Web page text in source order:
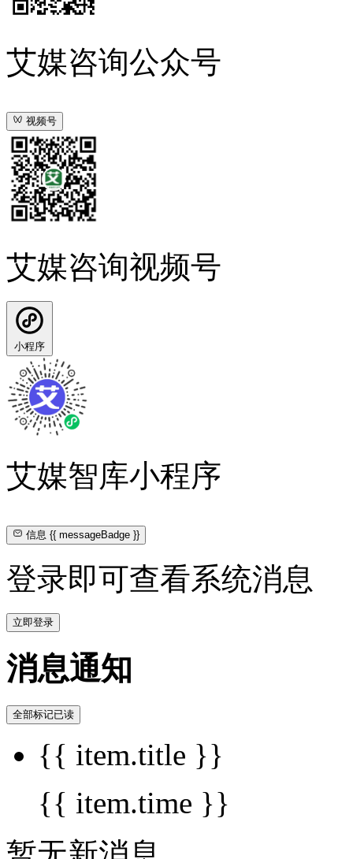
艾媒咨询公众号
视频号
艾媒咨询视频号
小程序
艾媒智库小程序
信息{{ messageBadge }}
登录即可查看系统消息
立即登录
消息通知
全部标记已读
{{ item.title }}
{{ item.time }}